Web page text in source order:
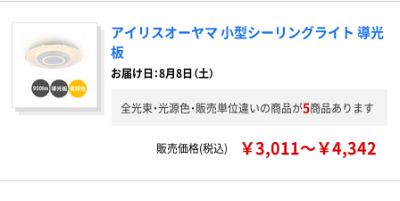
アイリスオーヤマ 小型シーリングライト 導光
板
お届け日：8月8日（土）
全光束・光源色・販売単位違いの商品が5商品あります
販売価格(税込) ￥3,011～￥4,342